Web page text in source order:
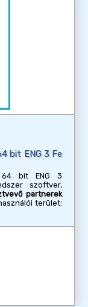
bit ENG 3 Fe
64 bit ENG 3
szoftver,
partnerek
terület: